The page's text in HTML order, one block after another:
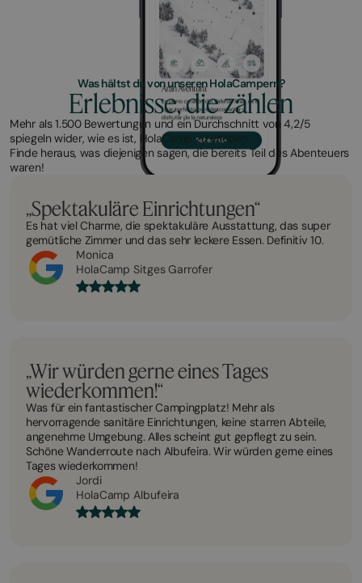
Was hältst du von unseren HolaCampern?
Erlebnisse, die zählen
Mehr als 1.500 Bewertungen und ein Durchschnitt von 4,2/5
spiegeln wider, wie es ist, HolaCamp zu erleben.
Finde heraus, was diejenigen sagen, die bereits Teil des Abenteuers
waren!
„Spektakuläre Einrichtungen“
Es hat viel Charme, die spektakuläre Ausstattung, das super
gemütliche Zimmer und das sehr leckere Essen. Definitiv 10.
Monica
HolaCamp Sitges Garrofer
„Wir würden gerne eines Tages
wiederkommen!“
Was für ein fantastischer Campingplatz! Mehr als
hervorragende sanitäre Einrichtungen, keine starren Abteile,
angenehme Umgebung. Alles scheint gut gepflegt zu sein.
Schöne Wanderroute nach Albufeira. Wir würden gerne eines
Tages wiederkommen!
Jordi
HolaCamp Albufeira